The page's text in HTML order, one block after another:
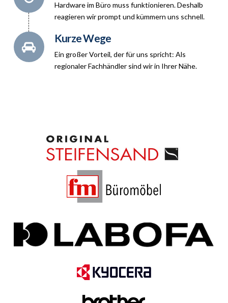
Connector.
Hardware im Büro muss funktionieren. Deshalb
reagieren wir prompt und kümmern uns schnell.
Kurze Wege
Ein großer Vorteil, der für uns spricht: Als
regionaler Fachhändler sind wir in Ihrer Nähe.